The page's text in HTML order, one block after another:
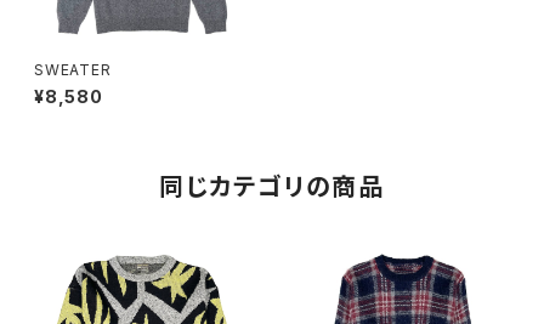
SWEATER
¥8,580
同じカテゴリの商品